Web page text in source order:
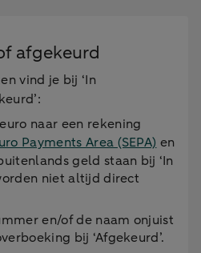
afgekeurd
vind je bij ‘In
naar een rekening
Payments Area (SEPA) en
geld staan bij ‘In
niet altijd direct
en/of de naam onjuist
bij ‘Afgekeurd’.